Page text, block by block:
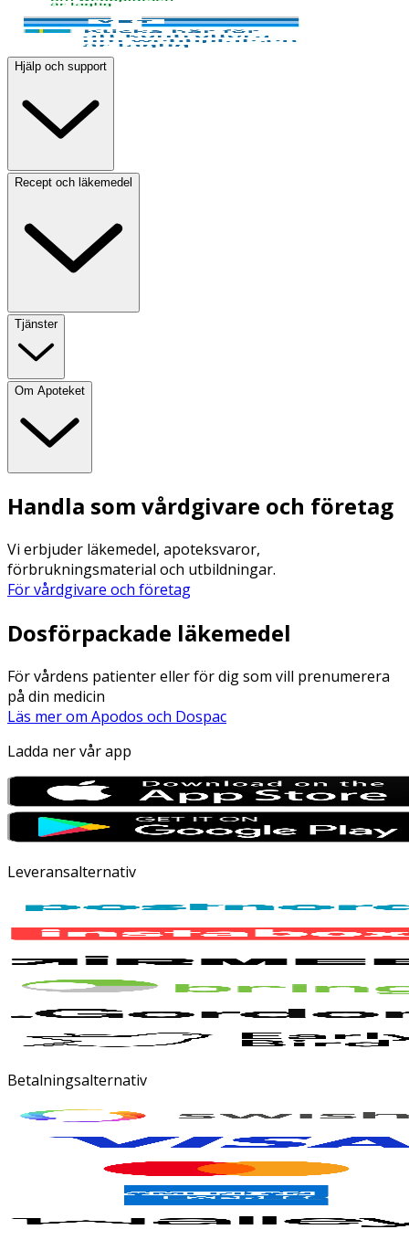
Hjälp och support
Recept och läkemedel
Tjänster
Om Apoteket
Handla som vårdgivare och företag
Vi erbjuder läkemedel, apoteksvaror,
förbrukningsmaterial och utbildningar.
För vårdgivare och företag
Dosförpackade läkemedel
För vårdens patienter eller för dig som vill prenumerera
på din medicin
Läs mer om Apodos och Dospac
Ladda ner vår app
Leveransalternativ
Betalningsalternativ